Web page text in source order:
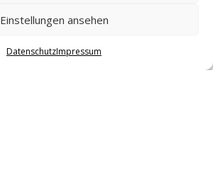
Einstellungen ansehen
DatenschutzImpressum